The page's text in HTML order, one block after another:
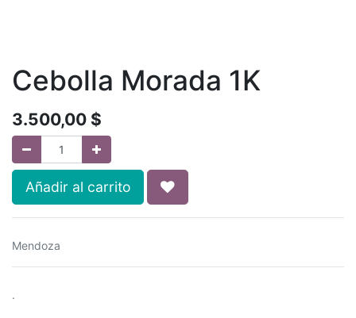
Cebolla Morada 1K
3.500,00 $
Añadir al carrito
Mendoza
.